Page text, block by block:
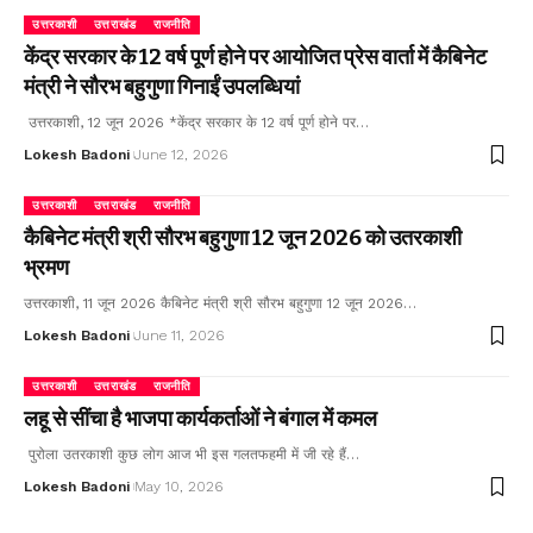
उत्तरकाशी उत्तराखंड राजनीति
केंद्र सरकार के 12 वर्ष पूर्ण होने पर आयोजित प्रेस वार्ता में कैबिनेट
मंत्री ने सौरभ बहुगुणा गिनाईं उपलब्धियां
उत्तरकाशी, 12 जून 2026 *केंद्र सरकार के 12 वर्ष पूर्ण होने पर…
Lokesh Badoni June 12, 2026
उत्तरकाशी उत्तराखंड राजनीति
कैबिनेट मंत्री श्री सौरभ बहुगुणा 12 जून 2026 को उतरकाशी
भ्रमण
उत्तरकाशी, 11 जून 2026 कैबिनेट मंत्री श्री सौरभ बहुगुणा 12 जून 2026…
Lokesh Badoni June 11, 2026
उत्तरकाशी उत्तराखंड राजनीति
लहू से सींचा है भाजपा कार्यकर्ताओं ने बंगाल में कमल
पुरोला उतरकाशी कुछ लोग आज भी इस गलतफहमी में जी रहे हैं…
Lokesh Badoni May 10, 2026